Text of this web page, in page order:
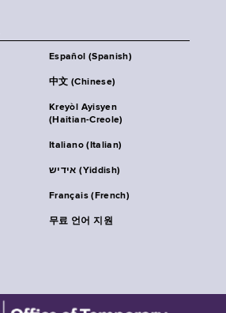
Español (Spanish)
中文 (Chinese)
Kreyòl Ayisyen
(Haitian-Creole)
Italiano (Italian)
אידיש (Yiddish)
Français (French)
무료 언어 지원